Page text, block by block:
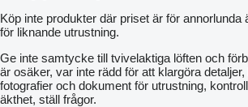
Köp inte produkter där priset är för annorlunda
för liknande utrustning.
Ge inte samtycke till tvivelaktiga löften och
är osäker, var inte rädd för att klargöra
fotografier och dokument för utrustning,
äkthet, ställ frågor.